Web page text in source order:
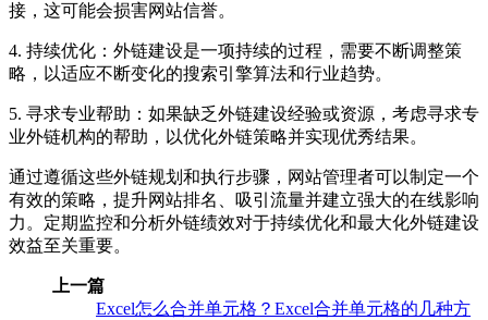
接，这可能会损害网站信誉。
4. 持续优化：外链建设是一项持续的过程，需要不断调整策
略，以适应不断变化的搜索引擎算法和行业趋势。
5. 寻求专业帮助：如果缺乏外链建设经验或资源，考虑寻求专
业外链机构的帮助，以优化外链策略并实现优秀结果。
通过遵循这些外链规划和执行步骤，网站管理者可以制定一个
有效的策略，提升网站排名、吸引流量并建立强大的在线影响
力。定期监控和分析外链绩效对于持续优化和最大化外链建设
效益至关重要。
上一篇
Excel怎么合并单元格？Excel合并单元格的几种方